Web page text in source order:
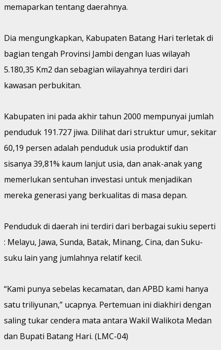
memaparkan tentang daerahnya.
Dia mengungkapkan, Kabupaten Batang Hari terletak di
bagian tengah Provinsi Jambi dengan luas wilayah
5.180,35 Km2 dan sebagian wilayahnya terdiri dari
kawasan perbukitan.
Kabupaten ini pada akhir tahun 2000 mempunyai jumlah
penduduk 191.727 jiwa. Dilihat dari struktur umur, sekitar
60,19 persen adalah penduduk usia produktif dan
sisanya 39,81% kaum lanjut usia, dan anak-anak yang
memerlukan sentuhan investasi untuk menjadikan
mereka generasi yang berkualitas di masa depan.
Penduduk di daerah ini terdiri dari berbagai sukiu seperti
: Melayu, Jawa, Sunda, Batak, Minang, Cina, dan Suku-
suku lain yang jumlahnya relatif kecil.
“Kami punya sebelas kecamatan, dan APBD kami hanya
satu triliyunan,” ucapnya. Pertemuan ini diakhiri dengan
saling tukar cendera mata antara Wakil Walikota Medan
dan Bupati Batang Hari. (LMC-04)